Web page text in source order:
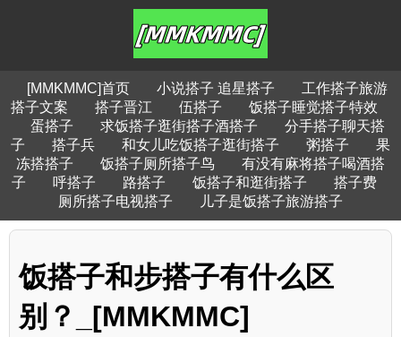
[MMKMMC]首页 小说搭子 追星搭子
工作搭子旅游
搭子文案
搭子晋江 伍搭子
饭搭子睡觉搭子特效
蛋搭子
求饭搭子逛街搭子酒搭子
分手搭子聊天搭
子
搭子兵 和女儿吃饭搭子逛街搭子 粥搭子
果
冻搭搭子
饭搭子厕所搭子鸟
有没有麻将搭子喝酒搭
子
呼搭子 路搭子 饭搭子和逛街搭子
搭子费
厕所搭子电视搭子
儿子是饭搭子旅游搭子
饭搭子和步搭子有什么区
别？_[MMKMMC]